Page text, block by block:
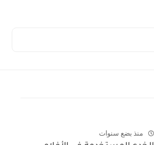
منذ بضع سنوات